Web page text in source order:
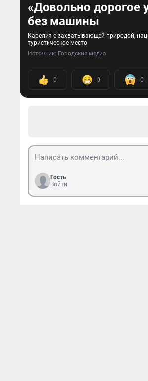
«Довольно дорогое
без машины
Карелия с захватывающей природой,
туристическое место
Источник: Городские медиа
0 0 0
Гость
Войти